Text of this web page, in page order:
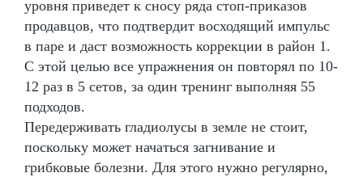
уровня приведет к сносу ряда стоп-приказов
продавцов, что подтвердит восходящий импульс
в паре и даст возможность коррекции в район 1.
С этой целью все упражнения он повторял по 10-
12 раз в 5 сетов, за один тренинг выполняя 55
подходов.
Передерживать гладиолусы в земле не стоит,
поскольку может начаться загнивание и
грибковые болезни. Для этого нужно регулярно,